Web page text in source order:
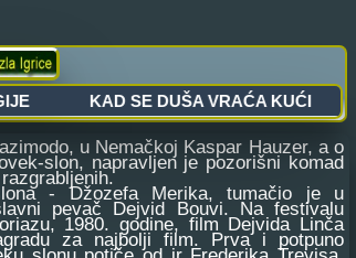
u Nemačkoj Kaspar Hauzer, a o
slon, napravljen je pozorišni komad
- Džozefa Merika, tumačio je u
pevač Dejvid Bouvi. Na festivalu
1980. godine, film Dejvida Linča
za najbolji film. Prva i potpuno